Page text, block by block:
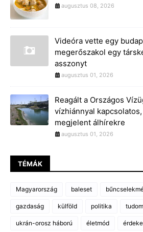
augusztus 08, 2026
Videóra vette egy
megerőszakol egy
asszonyt
augusztus 01, 2026
Reagált a Országos
vízhiánnyal
megjelent álhírekre
augusztus 01, 2026
TÉMÁK
Magyarország baleset
gazdaság külföld politika
ukrán-orosz háború életmód